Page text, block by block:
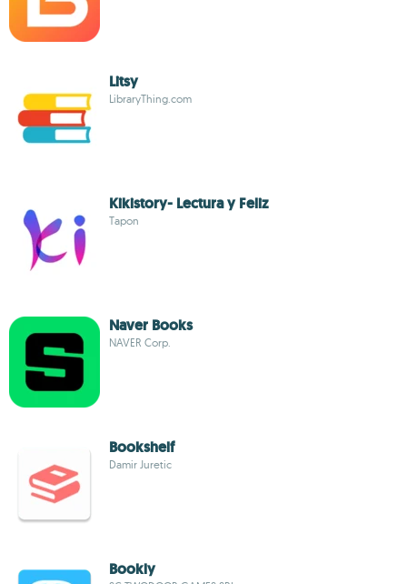
Litsy
LibraryThing.com
Kikistory- Lectura y Feliz
Tapon
Naver Books
NAVER Corp.
Bookshelf
Damir Juretic
Bookly